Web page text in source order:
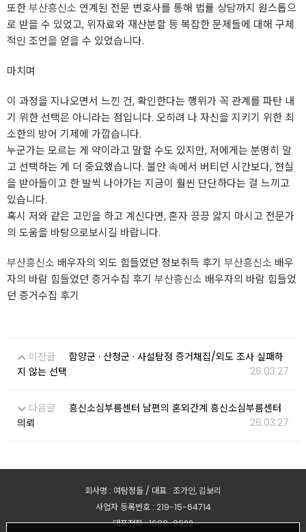
또한부산흥신소 연계된 전문 변호사를 통해 법률 상담까지 원스톱으
로 받을 수 있었고, 위자료와 재산분할 등 복잡한 문제들에 대해 구체
적인 조언을 얻을 수 있었습니다.
마치며
이 과정을 지나오면서 느낀 건, 확인한다는 행위가 꼭 관계를 파탄 내
기 위한 선택은 아니라는 점입니다. 오히려 나 자신을 지키기 위한 최
소한의 방어 기제에 가깝습니다.
누군가는 모르는 게 약이라고 말할 수도 있지만, 저에게는 분명히 알
고 선택하는 게 더 중요했습니다. 불안 속에서 버티던 시간보다, 현실
을 받아들이고 한 발씩 나아가는 지금이 훨씬 단단하다는 걸 느끼고
있습니다.
혹시 저와 같은 고민을 하고 계신다면, 혼자 끙끙 앓지 마시고 전문가
의 도움을 바탕으로보시길 바랍니다.
부산흥신소 배우자의 외도 힘들었던 정보취득 후기 부산흥신소 배우
자의 바람 힘들었던 증거수집 후기 부산흥신소 배우자의 바람 힘들었
던 증거수집 후기
이전글
함양군 · 산청군 · 사설탐정 증거채집/외도 조사 실패하
지 않는 선택
26.03.27
다음글
흥신소심부름센터 남편의 혼외간계 흥신소심부름센터
의뢰
26.03.27
회사명 : 여탐정들 / 대표 : 조가인, 김보리
사업자 등록번호 : 219-15-64714
대표전화 : 1688-8922